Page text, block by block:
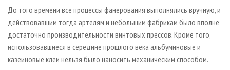
До того времени все процессы фанерования выполнялись вручную, и
действовавшим тогда артелям и небольшим фабрикам было вполне
достаточно производительности винтовых прессов. Кроме того,
использовавшиеся в середине прошлого века альбуминовые и
казеиновые клеи нельзя было наносить механическим способом.